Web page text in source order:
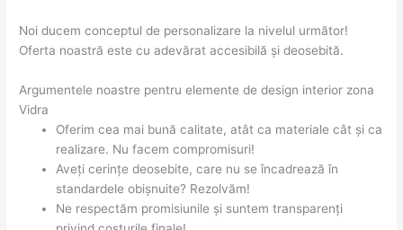
Noi ducem conceptul de personalizare la nivelul următor!
Oferta noastră este cu adevărat accesibilă și deosebită.
Argumentele noastre pentru elemente de design interior zona
Vidra
Oferim cea mai bună calitate, atât ca materiale cât și ca
realizare. Nu facem compromisuri!
Aveți cerințe deosebite, care nu se încadrează în
standardele obișnuite? Rezolvăm!
Ne respectăm promisiunile și suntem transparenți